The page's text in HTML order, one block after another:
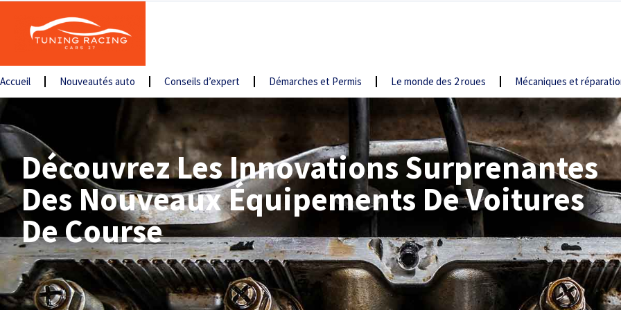
Accueil Nouveautés auto Conseils d’expert Démarches et Permis Le monde des 2 roues Mécaniques et
Découvrez Les Innovations Surprenantes
Des Nouveaux Équipements De Voitures
De Course